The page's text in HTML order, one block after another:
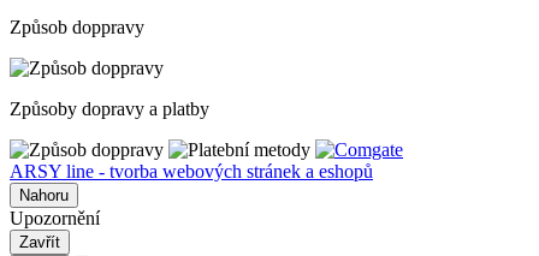
Způsob doppravy
Způsoby dopravy a platby
ARSY line - tvorba webových stránek a eshopů
Nahoru
Upozornění
Zavřít